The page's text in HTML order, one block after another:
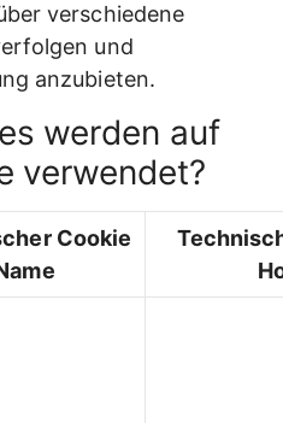
verschiedene
und
anzubieten.
werden auf
verwendet?
Cookie